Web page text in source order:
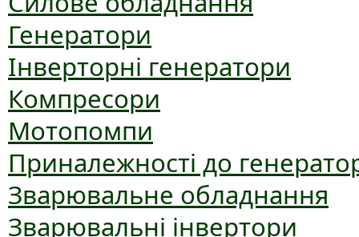
Генератори
Інверторні генератори
Компресори
Мотопомпи
Приналежності до
Зварювальне обладнання
Зварювальні інвертори